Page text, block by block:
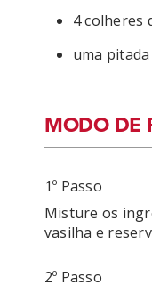
4 colheres
uma pitada
MODO DE
1º Passo
Misture os
vasilha e
2º Passo